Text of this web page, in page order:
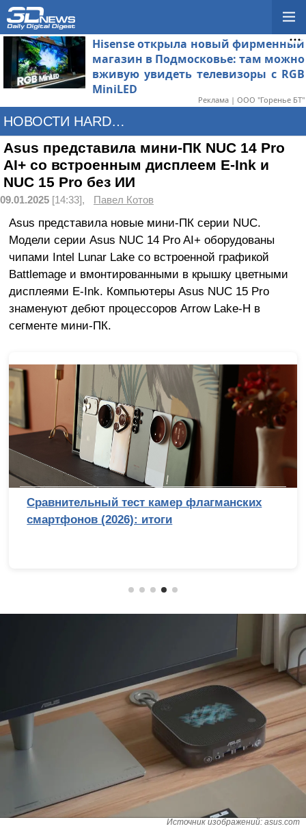
Hisense открыла новый фирменный
магазин в Подмосковье: там можно
вживую увидеть телевизоры с RGB
MiniLED
Реклама | ООО "Горенье БТ"
НОВОСТИ HARDWARE
Asus представила мини-ПК NUC 14 Pro
AI+ со встроенным дисплеем E-Ink и
NUC 15 Pro без ИИ
09.01.2025 [14:33], Павел Котов
Asus представила новые мини-ПК серии NUC.
Модели серии Asus NUC 14 Pro AI+ оборудованы
чипами Intel Lunar Lake со встроенной графикой
Battlemage и вмонтированными в крышку цветными
дисплеями E-Ink. Компьютеры Asus NUC 15 Pro
знаменуют дебют процессоров Arrow Lake-H в
сегменте мини-ПК.
Сравнительный тест камер флагманских
смартфонов (2026): итоги
Источник изображений: asus.com